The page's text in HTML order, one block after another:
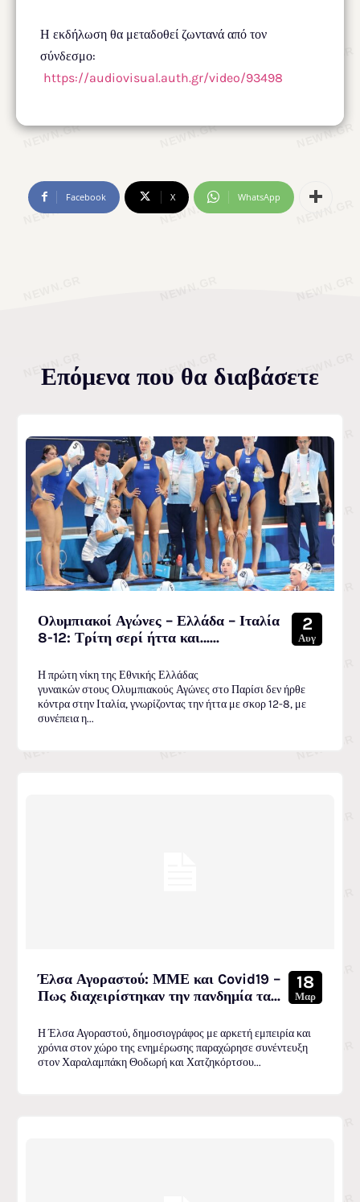
Η εκδήλωση θα μεταδοθεί ζωντανά από τον
σύνδεσμο:
https://audiovisual.auth.gr/video/93498
Facebook X WhatsApp
Επόμενα που θα διαβάσετε
Ολυμπιακοί Αγώνες – Ελλάδα – Ιταλία
8-12: Τρίτη σερί ήττα και…...
2
Αυγ
Η πρώτη νίκη της Εθνικής Ελλάδας
γυναικών στους Ολυμπιακούς Αγώνες στο Παρίσι δεν ήρθε
κόντρα στην Ιταλία, γνωρίζοντας την ήττα με σκορ 12-8, με
συνέπεια η...
Έλσα Αγοραστού: ΜΜΕ και Covid19 –
Πως διαχειρίστηκαν την πανδημία τα...
18
Μαρ
Η Έλσα Αγοραστού, δημοσιογράφος με αρκετή εμπειρία και
χρόνια στον χώρο της ενημέρωσης παραχώρησε συνέντευξη
στον Χαραλαμπάκη Θοδωρή και Χατζηκόρτσου...